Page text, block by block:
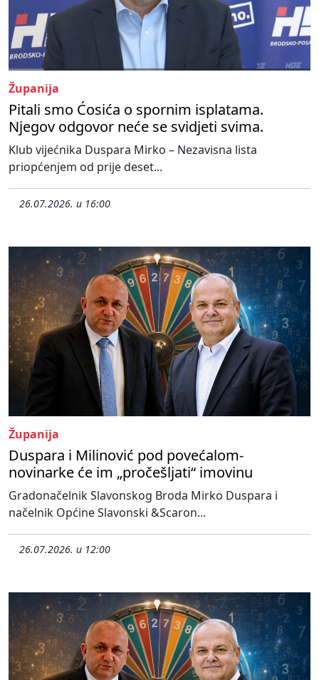
Županija
Pitali smo Ćosića o spornim isplatama.
Njegov odgovor neće se svidjeti svima.
Klub vijećnika Duspara Mirko – Nezavisna lista
priopćenjem od prije deset...
26.07.2026. u 16:00
Županija
Duspara i Milinović pod povećalom-
novinarke će im „pročešljati“ imovinu
Gradonačelnik Slavonskog Broda Mirko Duspara i
načelnik Općine Slavonski &Scaron...
26.07.2026. u 12:00